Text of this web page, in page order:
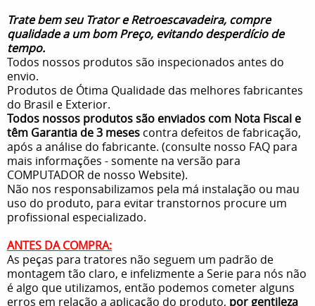
Trate bem seu Trator e Retroescavadeira, compre
qualidade a um bom Preço, evitando desperdício de
tempo.
Todos nossos produtos são inspecionados antes do
envio.
Produtos de Ótima Qualidade das melhores fabricantes
do Brasil e Exterior.
Todos nossos produtos são enviados com Nota Fiscal e
têm Garantia de 3 meses contra defeitos de fabricação,
após a análise do fabricante. (consulte nosso FAQ para
mais informações - somente na versão para
COMPUTADOR de nosso Website).
Não nos responsabilizamos pela má instalação ou mau
uso do produto, para evitar transtornos procure um
profissional especializado.
ANTES DA COMPRA:
As peças para tratores não seguem um padrão de
montagem tão claro, e infelizmente a Serie para nós não
é algo que utilizamos, então podemos cometer alguns
erros em relação a aplicação do produto, por gentileza